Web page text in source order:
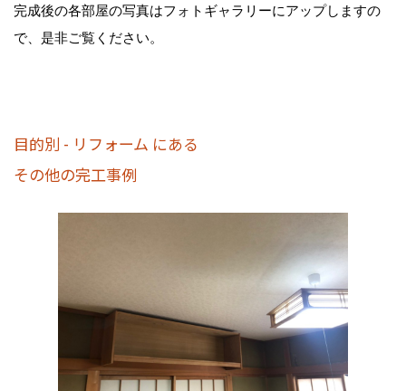
完成後の各部屋の写真はフォトギャラリーにアップしますの
で、是非ご覧ください。
目的別 - リフォーム にある
その他の完工事例